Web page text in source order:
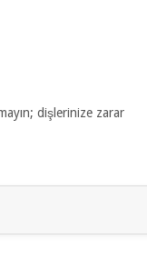
dişlerinize zarar